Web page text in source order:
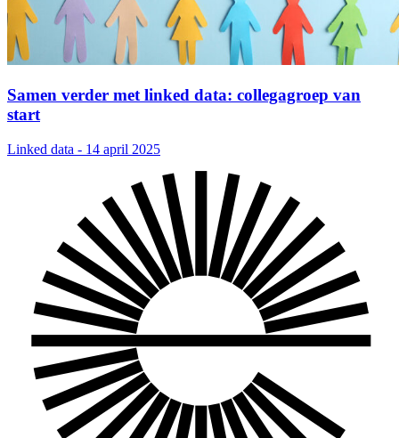
Samen verder met linked data: collegagroep van
start
Linked data - 14 april 2025